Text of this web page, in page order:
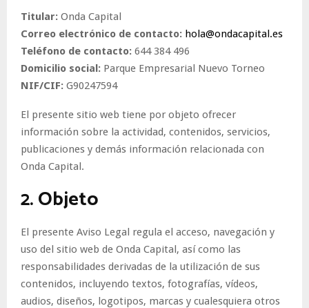
Titular: Onda Capital
Correo electrónico de contacto: hola@ondacapital.es
Teléfono de contacto: 644 384 496
Domicilio social: Parque Empresarial Nuevo Torneo
NIF/CIF: G90247594
El presente sitio web tiene por objeto ofrecer
información sobre la actividad, contenidos, servicios,
publicaciones y demás información relacionada con
Onda Capital.
2. Objeto
El presente Aviso Legal regula el acceso, navegación y
uso del sitio web de Onda Capital, así como las
responsabilidades derivadas de la utilización de sus
contenidos, incluyendo textos, fotografías, vídeos,
audios, diseños, logotipos, marcas y cualesquiera otros